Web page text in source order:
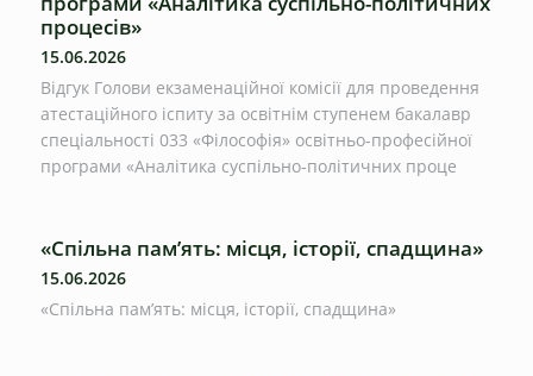
процесів»
15.06.2026
Відгук Голови екзаменаційної комісії для проведення
атестаційного іспиту за освітнім ступенем бакалавр
спеціальності 033 «Філософія» освітньо-професійної
програми «Аналітика суспільно-політичних проце
«Спільна пам’ять: місця, історії, спадщина»
15.06.2026
«Спільна пам’ять: місця, історії, спадщина»